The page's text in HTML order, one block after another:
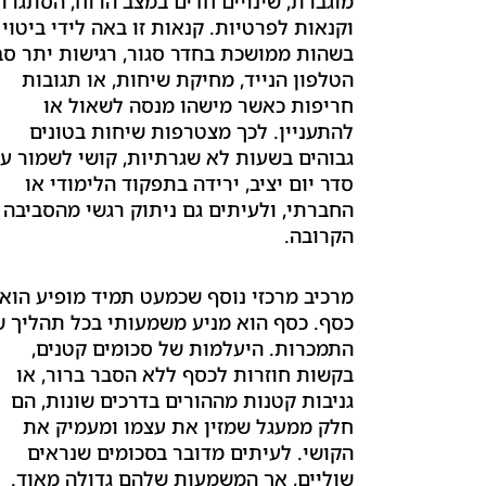
וקנאות לפרטיות. קנאות זו באה לידי ביטוי
בשהות ממושכת בחדר סגור, רגישות יתר
הטלפון הנייד, מחיקת שיחות, או תגובות
חריפות כאשר מישהו מנסה לשאול או
להתעניין. לכך מצטרפות שיחות בטונים
גבוהים בשעות לא שגרתיות, קושי לשמור
סדר יום יציב, ירידה בתפקוד הלימודי או
החברתי, ולעיתים גם ניתוק רגשי מהסביבה
הקרובה.
מרכיב מרכזי נוסף שכמעט תמיד מופיע הוא
כסף. כסף הוא מניע משמעותי בכל תהליך
התמכרות. היעלמות של סכומים קטנים,
בקשות חוזרות לכסף ללא הסבר ברור, או
גניבות קטנות מההורים בדרכים שונות, הם
חלק ממעגל שמזין את עצמו ומעמיק את
הקושי. לעיתים מדובר בסכומים שנראים
שוליים, אך המשמעות שלהם גדולה מאוד.